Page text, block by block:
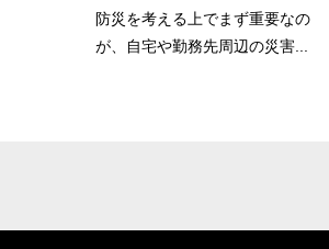
防災を考える上でまず重要なの
が、自宅や勤務先周辺の災害...